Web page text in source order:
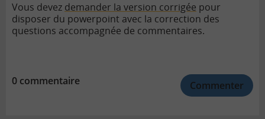
Vous devez demander la version corrigée pour
disposer du powerpoint avec la correction des
questions accompagnée de commentaires.
0 commentaire Commenter